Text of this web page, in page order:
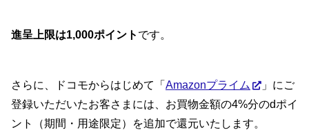
進呈上限は1,000ポイント です。
さらに、ドコモからはじめて「 Amazonプライム
」にご
登録いただいたお客さまには、お買物金額の4%分のdポイ
ント（期間・用途限定）を追加で還元いたします。